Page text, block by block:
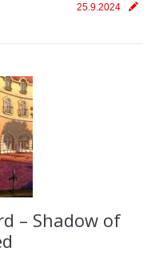
25.9.2024
– Shadow of